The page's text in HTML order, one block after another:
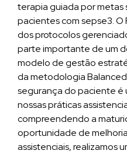
terapia guiada por
pacientes com sepse3.
dos protocolos
parte importante de um
modelo de gestão
da metodologia
segurança do paciente é
nossas práticas
compreendendo a
oportunidade de
assistenciais, realizamos